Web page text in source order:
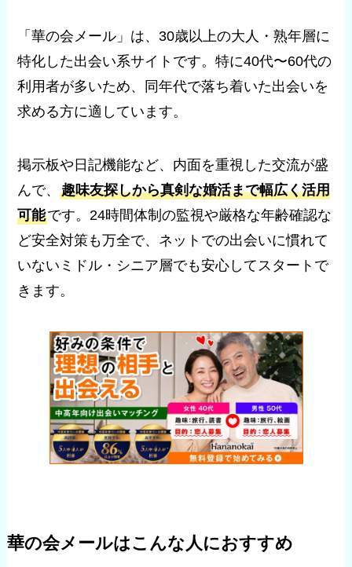
「華の会メール」は、30歳以上の大人・熟年層に
特化した出会い系サイトです。特に40代〜60代の
利用者が多いため、同年代で落ち着いた出会いを
求める方に適しています。
掲示板や日記機能など、内面を重視した交流が盛
んで、趣味友探しから真剣な婚活まで幅広く活用
可能です。24時間体制の監視や厳格な年齢確認な
ど安全対策も万全で、ネットでの出会いに慣れて
いないミドル・シニア層でも安心してスタートで
きます。
華の会メールはこんな人におすすめ